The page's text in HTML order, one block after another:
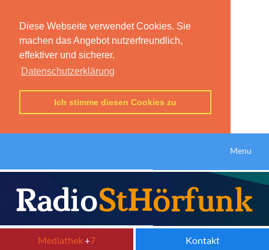
Diese Webseite verwendet Cookies. Sie
machen das Angebot nutzerfreundlich,
effektiver und sicherer.
Datenschutzerklärung
Ich stimme diesen Cookies zu
Menu
Mediathek+7 Kontakt